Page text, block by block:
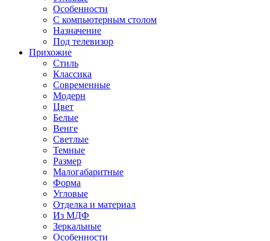
Особенности
С компьютерным столом
Назначение
Под телевизор
Прихожие
Стиль
Классика
Современные
Модерн
Цвет
Белые
Венге
Светлые
Темные
Размер
Малогабаритные
Форма
Угловые
Отделка и материал
Из МДФ
Зеркальные
Особенности